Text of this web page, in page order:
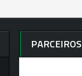
PARCEIROS